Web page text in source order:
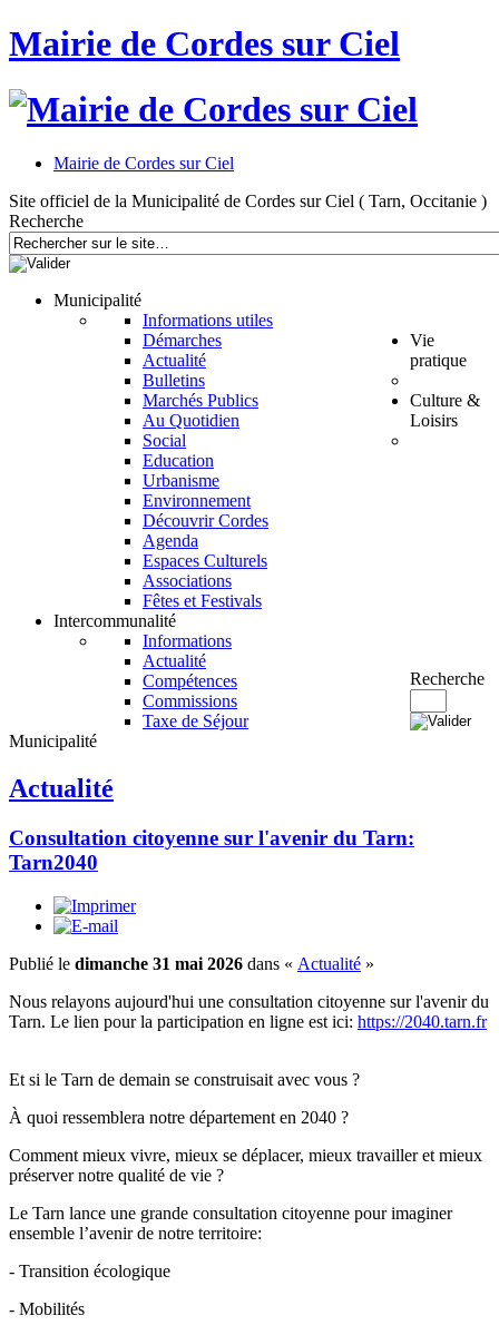
Mairie de Cordes sur Ciel
Mairie de Cordes sur Ciel
Site officiel de la Municipalité de Cordes sur Ciel ( Tarn, Occitanie )
Recherche
Municipalité
Informations utiles
Démarches
Actualité
Bulletins
Marchés Publics
Vie
pratique
Au Quotidien
Social
Education
Urbanisme
Environnement
Culture &
Loisirs
Découvrir Cordes
Agenda
Espaces Culturels
Associations
Fêtes et Festivals
Intercommunalité
Informations
Actualité
Compétences
Commissions
Taxe de Séjour
Recherche
Municipalité
Actualité
Consultation citoyenne sur l'avenir du Tarn:
Tarn2040
Publié le dimanche 31 mai 2026 dans « Actualité »
Nous relayons aujourd'hui une consultation citoyenne sur l'avenir du
Tarn. Le lien pour la participation en ligne est ici: https://2040.tarn.fr
Et si le Tarn de demain se construisait avec vous ?
À quoi ressemblera notre département en 2040 ?
Comment mieux vivre, mieux se déplacer, mieux travailler et mieux
préserver notre qualité de vie ?
Le Tarn lance une grande consultation citoyenne pour imaginer
ensemble l’avenir de notre territoire:
- Transition écologique
- Mobilités